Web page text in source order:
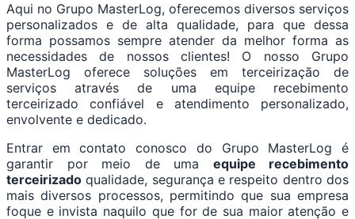
Aqui no Grupo MasterLog, oferecemos diversos serviços
personalizados e de alta qualidade, para que dessa
forma possamos sempre atender da melhor forma as
necessidades de nossos clientes! O nosso Grupo
MasterLog oferece soluções em terceirização de
serviços através de uma equipe recebimento
terceirizado confiável e atendimento personalizado,
envolvente e dedicado.
Entrar em contato conosco do Grupo MasterLog é
garantir por meio de uma equipe recebimento
terceirizado qualidade, segurança e respeito dentro dos
mais diversos processos, permitindo que sua empresa
foque e invista naquilo que for de sua maior atenção e